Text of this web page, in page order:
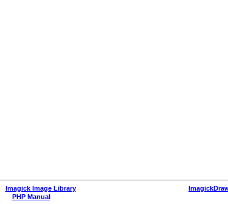
Imagick Image Library
PHP Manual